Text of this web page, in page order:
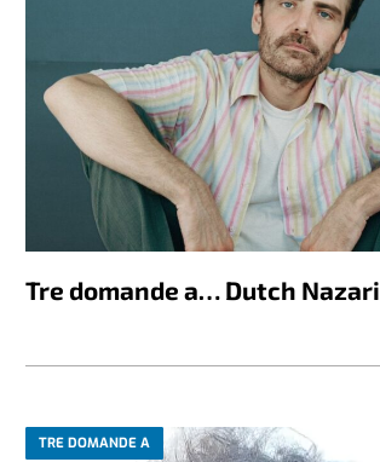
Tre domande a… Dutch Nazari
TRE DOMANDE A